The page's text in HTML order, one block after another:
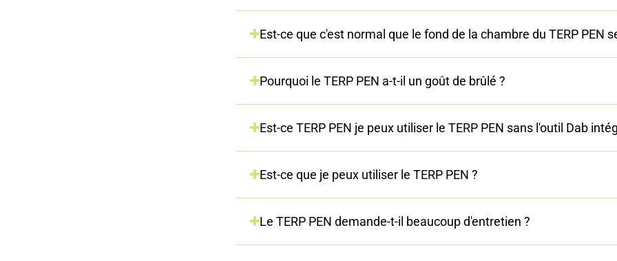
Est-ce que c'est normal que le fond de la chambre du TERP PEN
Pourquoi le TERP PEN a-t-il un goût de brûlé ?
Est-ce TERP PEN je peux utiliser le TERP PEN sans l'outil Dab
Est-ce que je peux utiliser le TERP PEN ?
Le TERP PEN demande-t-il beaucoup d'entretien ?